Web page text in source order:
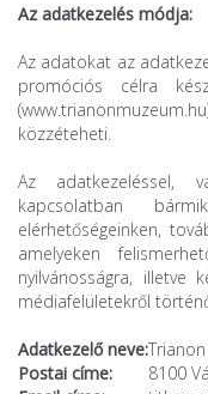
Az adatkezelés módja:
Az adatokat az
promóciós célra
(www.trianonmuzeum.hu
közzéteheti.
Az adatkezeléssel,
kapcsolatban
elérhetőségeinken,
amelyeken
nyilvánosságra, illetve
médiafelületekről
Adatkezelő neve:
Postai címe:
8100